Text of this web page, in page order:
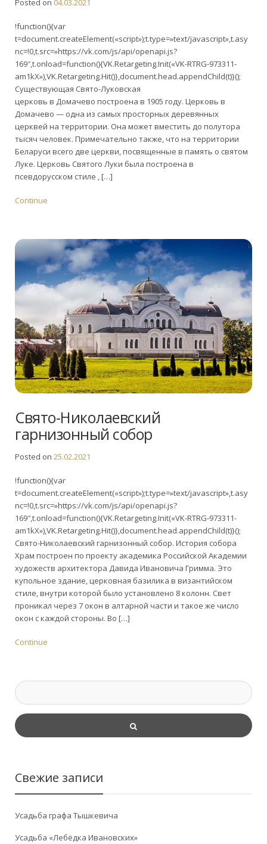
Posted on 04.03.2021
!function(){var
t=document.createElement(«script»);t.type=»text/javascript»,t.asy
nc=!0,t.src=»https://vk.com/js/api/openapi.js?
169″,t.onload=function(){VK.Retargeting.Init(«VK-RTRG-973311-
am1kX»),VK.Retargeting.Hit()},document.head.appendChild(t)}();
Существующая Свято-Луковская
церковь в Домачево построена в 1905 году. Церковь в
Домачево — одна из самых просторных деревянных
церквей на территории. Она может вместить до полутора
тысяч человек. Примечательно также, что на территории
Беларуси всего две церкви, посвященные в память о святом
Луке. Церковь Святого Луки была построена в
псевдорусском стиле , […]
Continue
Свято-Николаевский
гарнизонный собор
Posted on 25.02.2021
!function(){var
t=document.createElement(«script»);t.type=»text/javascript»,t.asy
nc=!0,t.src=»https://vk.com/js/api/openapi.js?
169″,t.onload=function(){VK.Retargeting.Init(«VK-RTRG-973311-
am1kX»),VK.Retargeting.Hit()},document.head.appendChild(t)}();
Свято-Николаевский гарнизонный собор. История собора
Храм построен по проекту академика Российской Академии
художеств архитектора Давида Ивановича Гримма. Это
купольное здание, церковная базилика в византийском
стиле, внутри которой было установлено 8 колонн. Свет
проникал через 7 окон в алтарной части и такое же число
окон с каждой стороны. Во […]
Continue
Свежие записи
Усадьба графа Тышкевича
Усадьба «Лебёдка Ивановских»